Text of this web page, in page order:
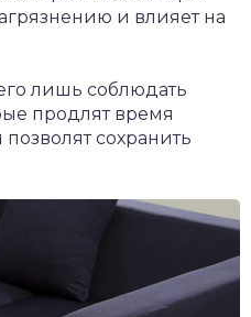
и влияет на
лишь соблюдать
продлят время
сохранить